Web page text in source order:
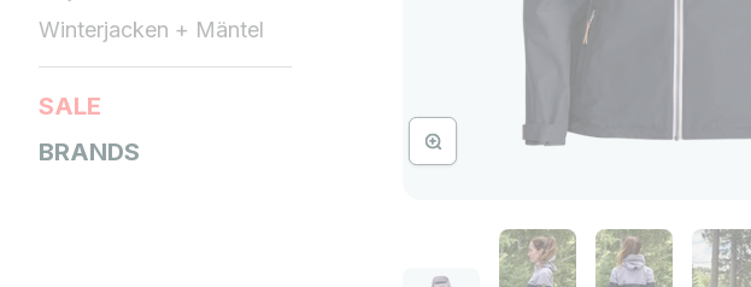
Winterjacken + Mäntel
SALE
BRANDS
Bild vergrössern